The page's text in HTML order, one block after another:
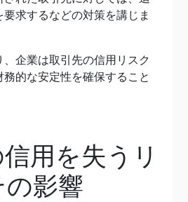
求するなどの対策を講じま
、企業は取引先の信用リスク
務的な安定性を確保すること
用を失うリ
影響